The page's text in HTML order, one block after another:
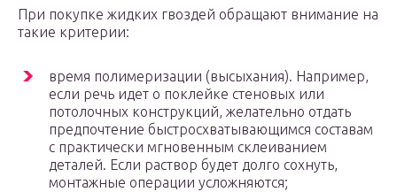
При покупке жидких гвоздей обращают внимание на
такие критерии:
время полимеризации (высыхания). Например,
если речь идет о поклейке стеновых или
потолочных конструкций, желательно отдать
предпочтение быстросхватывающимся составам
с практически мгновенным склеиванием
деталей. Если раствор будет долго сохнуть,
монтажные операции усложняются;